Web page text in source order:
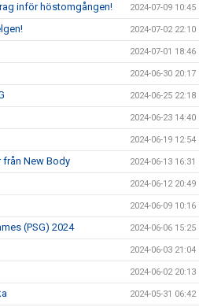
inför höstomgången! 2024-07-09 10:45
2024-07-02 22:10
2024-07-01 18:46
2024-06-30 20:17
2024-06-25 22:18
2024-06-23 14:40
2024-06-19 12:54
från New Body 2024-06-13 16:31
2024-06-12 20:49
2024-06-09 10:16
(PSG) 2024 2024-06-06 15:25
2024-06-03 21:04
2024-06-02 20:13
2024-05-31 06:42